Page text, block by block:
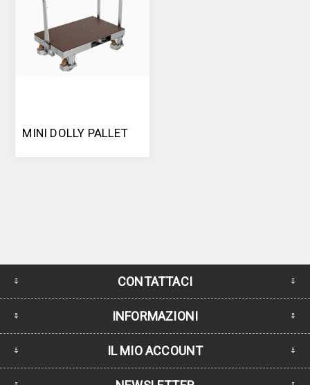
MINI DOLLY PALLET
CONTATTACI
INFORMAZIONI
IL MIO ACCOUNT